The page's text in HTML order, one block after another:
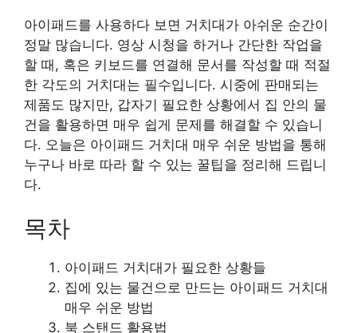
아이패드를 사용하다 보면 거치대가 아쉬운 순간이
정말 많습니다. 영상 시청을 하거나 간단한 작업을
할 때, 혹은 키보드를 연결해 문서를 작성할 때 적절
한 각도의 거치대는 필수입니다. 시중에 판매되는
제품도 많지만, 갑자기 필요한 상황에서 집 안의 물
건을 활용하면 매우 쉽게 문제를 해결할 수 있습니
다. 오늘은 아이패드 거치대 매우 쉬운 방법을 통해
누구나 바로 따라 할 수 있는 꿀팁을 정리해 드립니
다.
목차
아이패드 거치대가 필요한 상황들
집에 있는 물건으로 만드는 아이패드 거치대
매우 쉬운 방법
북 스탠드 활용법